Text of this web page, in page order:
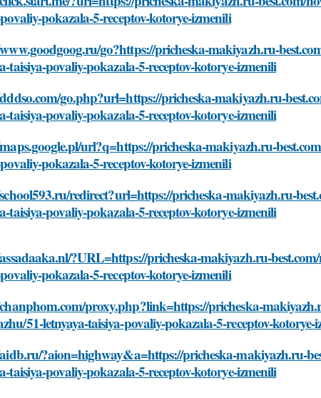
pokazala-5-receptov-kotorye-izmenili
go?https://pricheska-makiyazh.ru-
taisiya-povaliy-pokazala-5-receptov-kotorye-izmenili
go.php?url=https://pricheska-makiyazh.ru-
taisiya-povaliy-pokazala-5-receptov-kotorye-izmenili
url?q=https://pricheska-makiyazh.ru-
pokazala-5-receptov-kotorye-izmenili
redirect?url=https://pricheska-makiyazh.ru-
taisiya-povaliy-pokazala-5-receptov-kotorye-izmenili
?URL=https://pricheska-makiyazh.ru-
pokazala-5-receptov-kotorye-izmenili
proxy.php?link=https://pricheska-
51-letnyaya-taisiya-povaliy-pokazala-5-receptov-kotorye-
?aion=highway&a=https://pricheska-makiyazh.ru-
taisiya-povaliy-pokazala-5-receptov-kotorye-izmenili